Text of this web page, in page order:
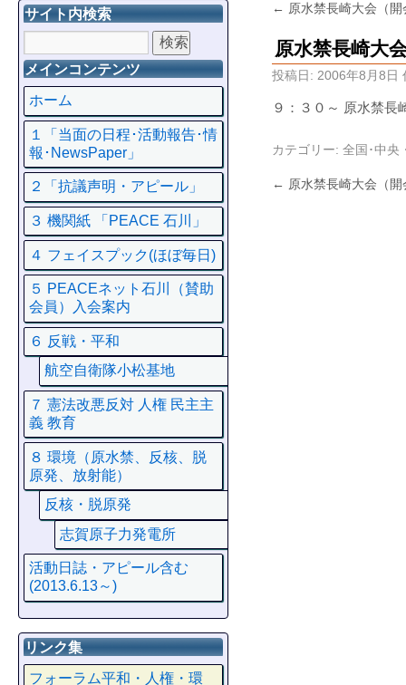
← 原水禁長崎大会（
原水禁長崎大
投稿日: 2006年8月8日
９：３０～ 原水禁長
カテゴリー: 全国･中央
← 原水禁長崎大会（
サイト内検索
メインコンテンツ
ホーム
１「当面の日程･活動報告･情
報･NewsPaper」
２「抗議声明・アピール」
３ 機関紙 「PEACE 石川」
４ フェイスプック(ほぼ毎日)
５ PEACEネット石川（賛助
会員）入会案内
６ 反戦・平和
航空自衛隊小松基地
７ 憲法改悪反対 人権 民主主
義 教育
８ 環境（原水禁、反核、脱
原発、放射能）
反核・脱原発
志賀原子力発電所
活動日誌・アピール含む
(2013.6.13～)
リンク集
フォーラム平和・人権・環